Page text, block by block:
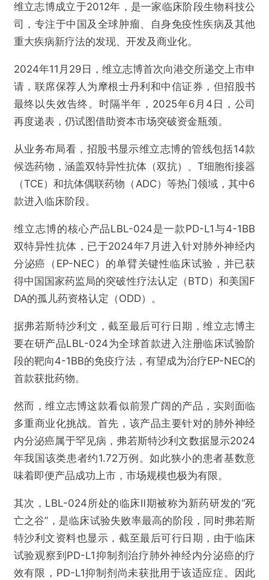
维立志博成立于2012年，是一家临床阶段生物科技公
司，专注于中国及全球肿瘤、自身免疫性疾病及其他
重大疾病新疗法的发现、开发及商业化。
2024年11月29日，维立志博首次向港交所递交上市申
请，联席保荐人为摩根士丹利和中信证券，但招股书
最终以失效告终。时隔半年，2025年6月4日，公司
再度递表，仍试图借助资本市场突破资金瓶颈。
从业务布局看，招股书显示维立志博的管线包括14款
候选药物，涵盖双特异性抗体（双抗）、T细胞衔接器
（TCE）和抗体偶联药物（ADC）等热门领域，其中6
款进入临床阶段。
维立志博的核心产品LBL-024是一款PD-L1与4-1BB
双特异性抗体，已于2024年7月进入针对肺外神经内
分泌癌（EP-NEC）的单臂关键性临床试验，并已获
得中国国家药监局的突破性疗法认定（BTD）和美国F
DA的孤儿药资格认定（ODD）。
据弗若斯特沙利文，截至最后可行日期，维立志博主
要在研产品LBL-024为全球首款进入注册临床试验阶
段的靶向4-1BB的免疫疗法，有望成为治疗EP-NEC的
首款获批药物。
然而，维立志博这款看似前景广阔的产品，实则面临
多重商业化挑战。首先，该产品主要针对的肺外神经
内分泌癌属于罕见病，弗若斯特沙利文数据显示2024
年我国该类患者约1.72万例。如此狭小的患者基数意
味着即便产品成功上市，市场规模也极为有限。
其次，LBL-024所处的临床Ⅱ期被称为新药研发的“死
亡之谷”，是临床试验失败率最高的阶段，同时弗若斯
特沙利文资料也显示，截至最后可行日期，由于临床
试验观察到PD-L1抑制剂治疗肺外神经内分泌癌的疗
效有限，PD-L1抑制剂尚未获批用于该适应症。因此